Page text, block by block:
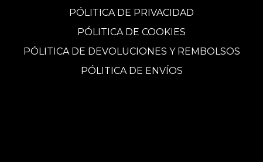
PÓLITICA DE PRIVACIDAD
PÓLITICA DE COOKIES
PÓLITICA DE DEVOLUCIONES Y REMBOLSOS
PÓLITICA DE ENVÍOS